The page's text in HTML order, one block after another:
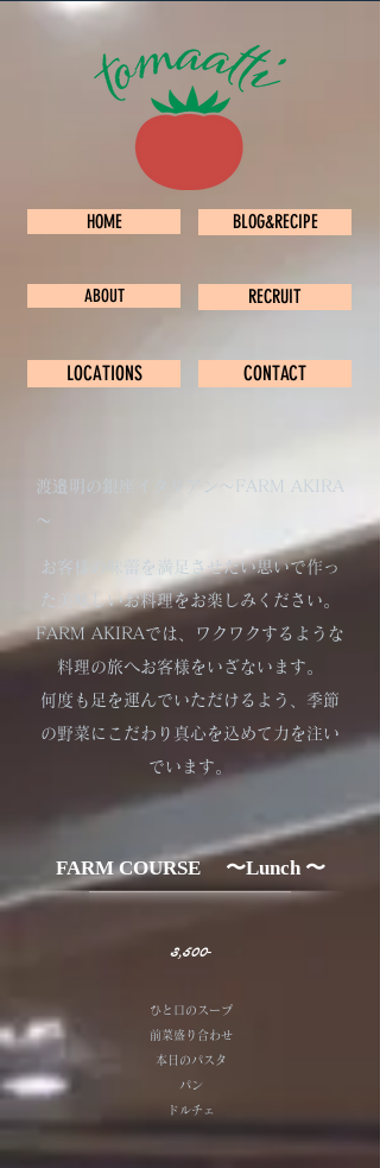
ABOUT
CONTACT
HOME
RECRUIT
LOCATIONS
BLOG&RECIPE
​渡邉明の銀座イタリアン～FARM AKIRA
～
お客様の味蕾を満足させたい思いで作っ
た美味しいお料理をお楽しみください。
FARM AKIRAでは、ワクワクするような
料理の旅へお客様をいざないます。
何度も足を運んでいただけるよう、季節
の野菜にこだわり真心を込めて力を注い
でいます。
FARM COURSE 〜Lunch 〜
​3,500‐
ひと口のスープ
前菜盛り合わせ
本日のパスタ
パン
ドルチェ